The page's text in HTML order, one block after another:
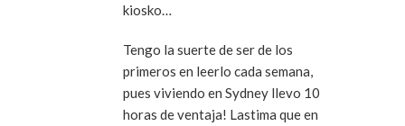
kiosko…
Tengo la suerte de ser de los
primeros en leerlo cada semana,
pues viviendo en Sydney llevo 10
horas de ventaja! Lastima que en